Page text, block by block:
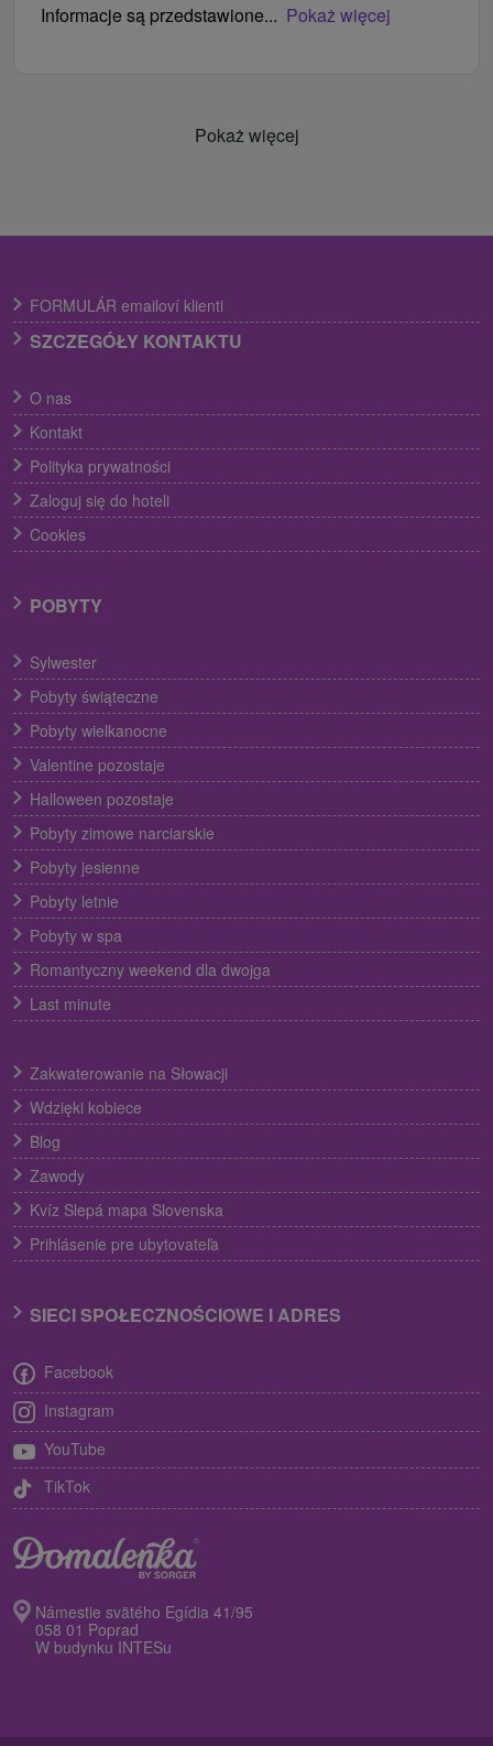
Informacje są przedstawione... Pokaż więcej
Pokaż więcej
FORMULÁR emailoví klienti
SZCZEGÓŁY KONTAKTU
O nas
Kontakt
Polityka prywatności
Zaloguj się do hoteli
Cookies
POBYTY
Sylwester
Pobyty świąteczne
Pobyty wielkanocne
Valentine pozostaje
Halloween pozostaje
Pobyty zimowe narciarskie
Pobyty jesienne
Pobyty letnie
Pobyty w spa
Romantyczny weekend dla dwojga
Last minute
Zakwaterowanie na Słowacji
Wdzięki kobiece
Blog
Zawody
Kvíz Slepá mapa Slovenska
Prihlásenie pre ubytovateľa
SIECI SPOŁECZNOŚCIOWE I ADRES
Facebook
Instagram
YouTube
TikTok
Námestie svätého Egídia 41/95
058 01 Poprad
W budynku INTESu